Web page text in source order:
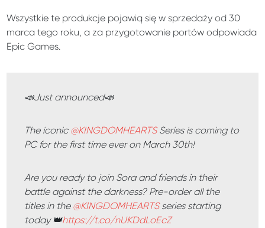
Wszystkie te produkcje pojawią się w sprzedaży od 30
marca tego roku, a za przygotowanie portów odpowiada
Epic Games.
📣Just announced📣
The iconic @KINGDOMHEARTSSeries is coming to
PC for the first time ever on March 30th!
Are you ready to join Sora and friends in their
battle against the darkness? Pre-order all the
titles in the @KINGDOMHEARTSseries starting
today 👑https://t.co/nUKDdLoEcZ